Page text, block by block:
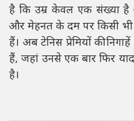
है कि उम्र केवल एक संख्या
और मेहनत के दम पर किसी
हैं। अब टेनिस प्रेमियों की
हैं, जहां उनसे एक बार फिर
है।